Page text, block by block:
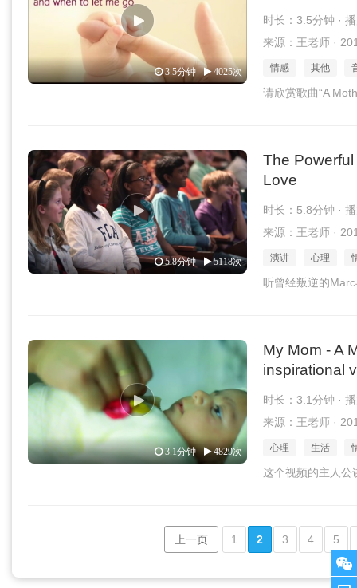
3.5分钟 4025次
时长：3.5分钟 ·
来源：王老师 ·
情感 其他
请欣赏歌曲“A
5.8分钟 5118次
The
Love
时长：5.8分钟 ·
来源：王老师 ·
演讲 心理
听曾经叛逆的
3.1分钟 4829次
My Mom - A
inspirational
时长：3.1分钟 ·
来源：王老师 ·
心理 生活
这个视频的主人公
上一页 1 2 3 4 5